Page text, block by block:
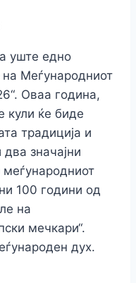
уште едно
Меѓународниот
Оваа година,
кули ќе биде
традиција и
два значајни
меѓународниот
100 години од
на
мечкари“.
дух.